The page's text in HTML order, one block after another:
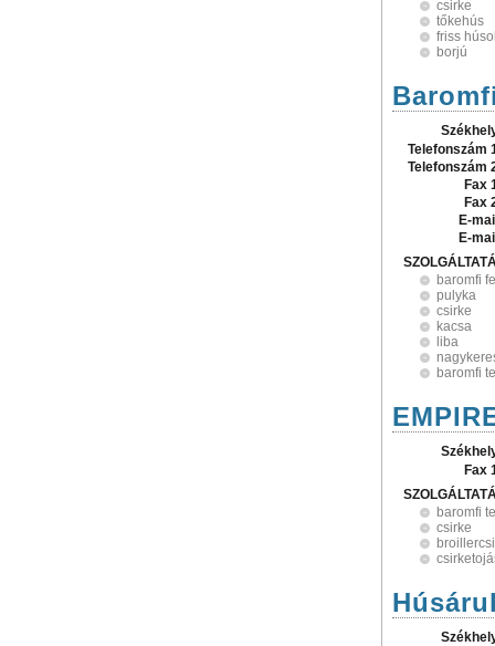
csirke
tőkehús
friss
borjú
Telefonszám
Telefonszám
Fax
Fax
E-
E-
baromfi
pulyka
csirke
kacsa
liba
baromfi
Fax
baromfi
csirke